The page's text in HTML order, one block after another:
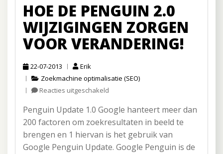
HOE DE PENGUIN 2.0
WIJZIGINGEN ZORGEN
VOOR VERANDERING!
22-07-2013
Erik
Zoekmachine optimalisatie (SEO)
Reacties uitgeschakeld
de
Penguin
2.0
wijzigingen
zorgen
Penguin Update 1.0 Google hanteert meer dan
200 factoren om zoekresultaten in beeld te
brengen en 1 hiervan is het gebruik van
Google Penguin Update. Google Penguin is de